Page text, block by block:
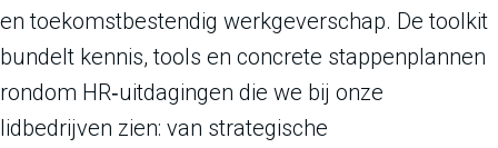
en toekomstbestendig werkgeverschap. De toolkit
bundelt kennis, tools en concrete stappenplannen
rondom HR‑uitdagingen die we bij onze
lidbedrijven zien: van strategische